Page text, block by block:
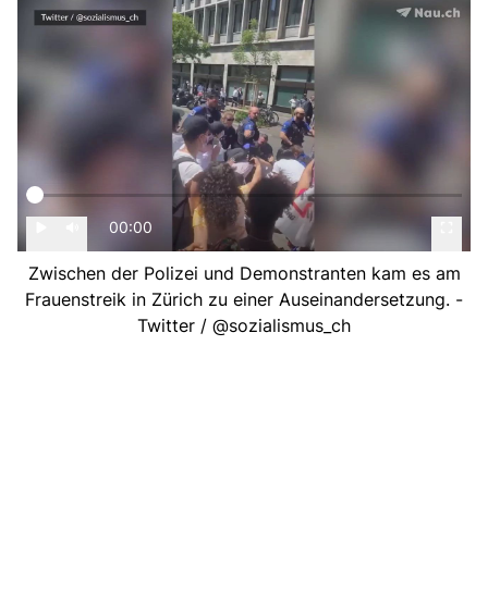
00:00
Zwischen der Polizei und Demonstranten kam es am
Frauenstreik in Zürich zu einer Auseinandersetzung. -
Twitter / @sozialismus_ch